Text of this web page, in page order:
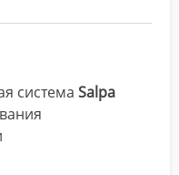
система Salpa